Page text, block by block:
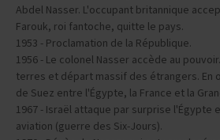
Abdel Nasser. L'occupant britannique
Farouk, roi fantoche, quitte le pays.
1953 - Proclamation de la République.
1956 - Le colonel Nasser accède au
terres et départ massif des étrangers. En
de Suez entre l'Égypte, la France et la
1967 - Israël attaque par surprise l'Égypte
aviation (guerre des Six-Jours).